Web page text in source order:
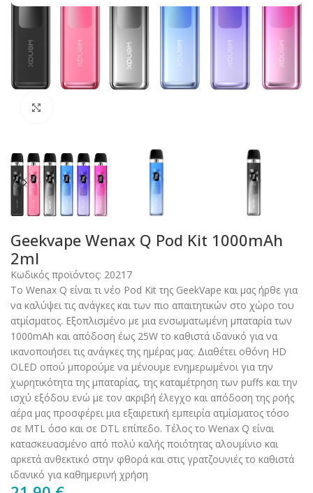
Geekvape Wenax Q Pod Kit 1000mAh
2ml
Κωδικός προϊόντος: 20217
Το Wenax Q είναι τι νέο Pod Kit της GeekVape και μας ήρθε για
να καλύψει τις ανάγκες και των πιο απαιτητικών στο χώρο του
ατμίσματος. Εξοπλισμένο με μια ενσωματωμένη μπαταρία των
1000mAh και απόδοση έως 25W το καθιστά ιδανικό για να
ικανοποιήσει τις ανάγκες της ημέρας μας. Διαθέτει οθόνη HD
OLED οπού μπορούμε να μένουμε ενημερωμένοι για την
χωρητικότητα της μπαταρίας, της καταμέτρηση των puffs και την
ισχύ εξόδου ενώ με τον ακριβή έλεγχο και απόδοση της ροής
αέρα μας προσφέρει μια εξαιρετική εμπειρία ατμίσματος τόσο
σε MTL όσο και σε DTL επίπεδο. Τέλος το Wenax Q είναι
κατασκευασμένο από πολύ καλής ποιότητας αλουμίνιο και
αρκετά ανθεκτικό στην φθορά και στις γρατζουνιές το καθιστά
ιδανικό για καθημερινή χρήση